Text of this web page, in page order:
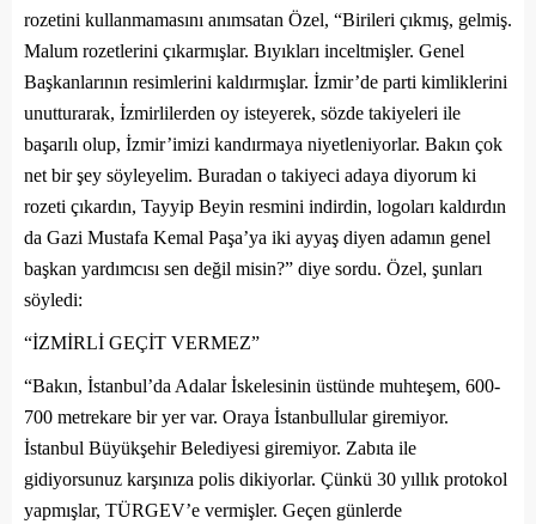
rozetini kullanmamasını anımsatan Özel, “Birileri çıkmış, gelmiş.
Malum rozetlerini çıkarmışlar. Bıyıkları inceltmişler. Genel
Başkanlarının resimlerini kaldırmışlar. İzmir’de parti kimliklerini
unutturarak, İzmirlilerden oy isteyerek, sözde takiyeleri ile
başarılı olup, İzmir’imizi kandırmaya niyetleniyorlar. Bakın çok
net bir şey söyleyelim. Buradan o takiyeci adaya diyorum ki
rozeti çıkardın, Tayyip Beyin resmini indirdin, logoları kaldırdın
da Gazi Mustafa Kemal Paşa’ya iki ayyaş diyen adamın genel
başkan yardımcısı sen değil misin?” diye sordu. Özel, şunları
söyledi:
“İZMİRLİ GEÇİT VERMEZ”
“Bakın, İstanbul’da Adalar İskelesinin üstünde muhteşem, 600-
700 metrekare bir yer var. Oraya İstanbullular giremiyor.
İstanbul Büyükşehir Belediyesi giremiyor. Zabıta ile
gidiyorsunuz karşınıza polis dikiyorlar. Çünkü 30 yıllık protokol
yapmışlar, TÜRGEV’e vermişler. Geçen günlerde